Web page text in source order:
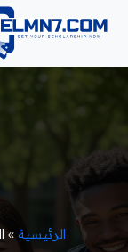
الرئيسية »